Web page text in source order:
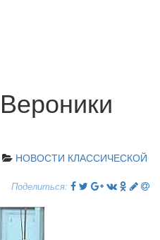
НОВОСТИ КЛАССИЧЕСКОЙ
Поделиться: